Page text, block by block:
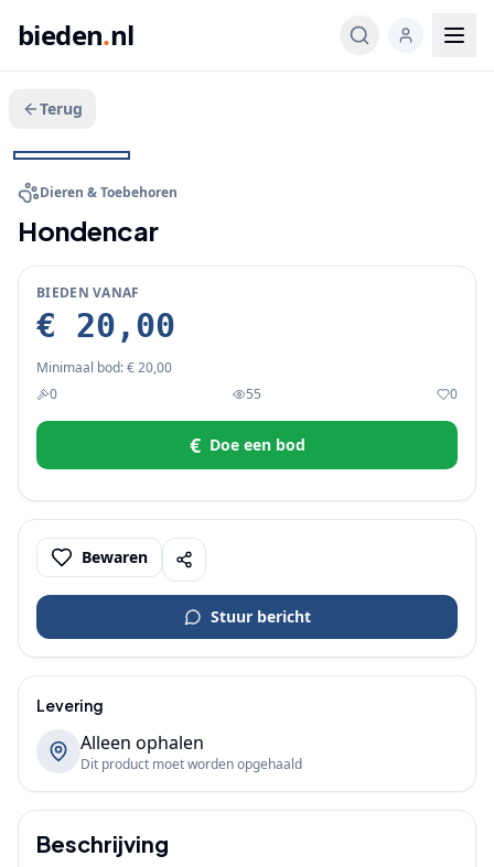
bieden.nl
Terug
Veeg voor meer
Dieren & Toebehoren
Hondencar
BIEDEN VANAF
€ 20,00
Minimaal bod:€ 20,00
0
55 0
€ Doe een bod
Bewaren
Stuur bericht
Levering
Alleen ophalen
Dit product moet worden opgehaald
Beschrijving